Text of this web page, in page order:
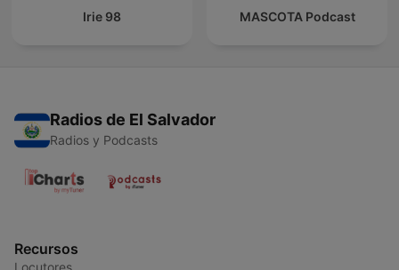
Irie 98 MASCOTA Podcast
Radios de El Salvador
Radios y Podcasts
Recursos